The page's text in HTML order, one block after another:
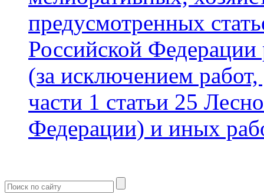
предусмотренных
Российской Федерации
(за исключением
части 1 статьи 25
Федерации) и иных